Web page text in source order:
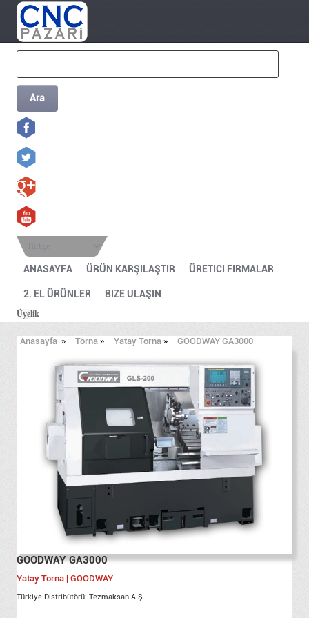
Ara
ANASAYFA ÜRÜN KARŞILAŞTIR ÜRETICI FIRMALAR
2. EL ÜRÜNLER BIZE ULAŞIN
Üyelik
Anasayfa » Torna » Yatay Torna » GOODWAY GA3000
GOODWAY GA3000
Yatay Torna | GOODWAY
Türkiye Distribütörü: Tezmaksan A.Ş.